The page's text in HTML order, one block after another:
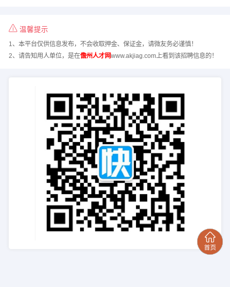
温馨提示
1、本平台仅供信息发布，不会收取押金、保证金，请微友务必谨慎！
2、请告知用人单位，是在儋州人才网www.akjiag.com上看到该招聘信息的！